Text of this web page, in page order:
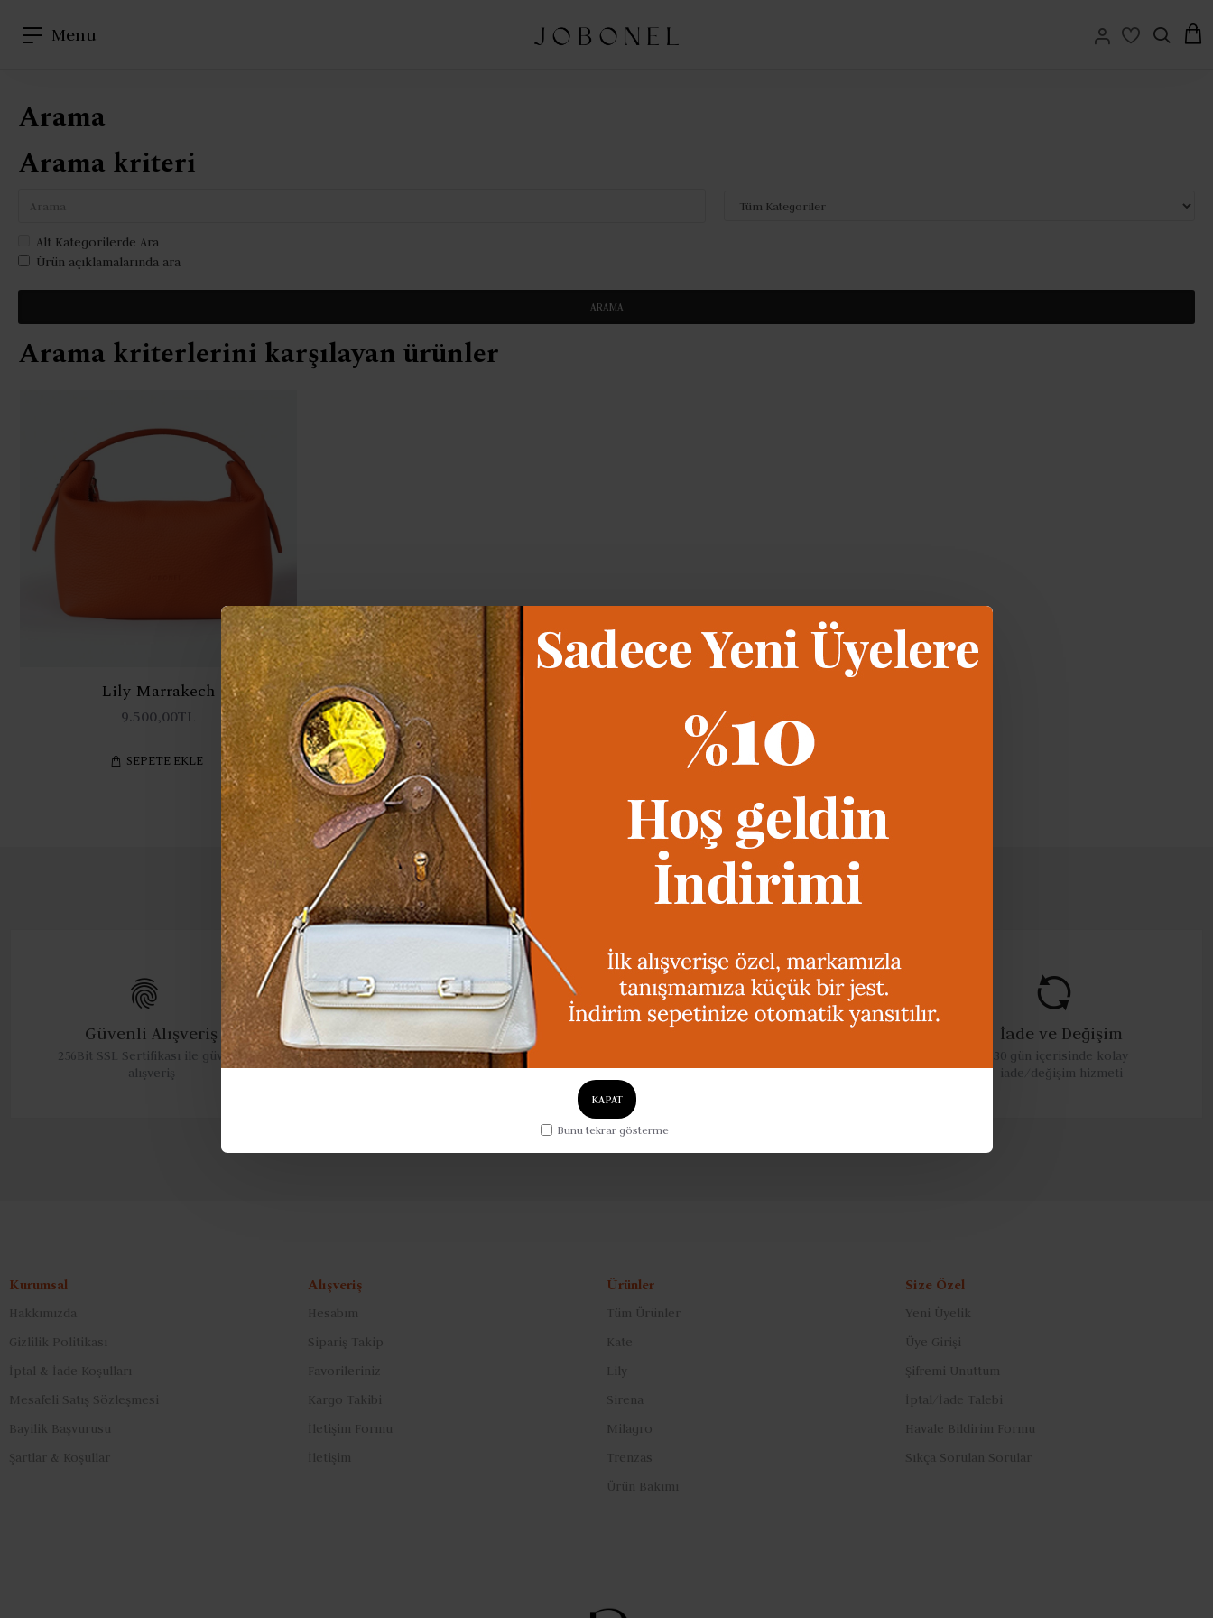
KAPAT
Bunu tekrar gösterme
Menu
Arama
Arama kriteri
Alt Kategorilerde Ara
Ürün açıklamalarında ara
ARAMA
Arama kriterlerini karşılayan ürünler
Lily Marrakech
9.500,00TL
SEPETE EKLE
Güvenli Alışveriş
256Bit SSL Sertifikası ile güvenli
alışveriş
Aynı Gün Kargo
Hafta içi 17:00'a kadar ki
siparişlerde geçerli
İade ve Değişim
30 gün içerisinde kolay
iade/değişim hizmeti
Kurumsal
Hakkımızda
Gizlilik Politikası
İptal & İade Koşulları
Mesafeli Satış Sözleşmesi
Bayilik Başvurusu
Şartlar & Koşullar
Alışveriş
Hesabım
Sipariş Takip
Favorileriniz
Kargo Takibi
İletişim Formu
İletişim
Ürünler
Tüm Ürünler
Kate
Lily
Sirena
Milagro
Trenzas
Ürün Bakımı
Size Özel
Yeni Üyelik
Üye Girişi
Şifremi Unuttum
İptal/İade Talebi
Havale Bildirim Formu
Sıkça Sorulan Sorular